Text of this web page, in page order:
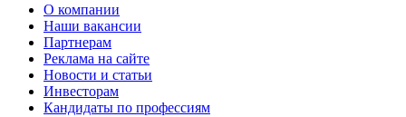
О компании
Наши вакансии
Партнерам
Реклама на сайте
Новости и статьи
Инвесторам
Кандидаты по профессиям